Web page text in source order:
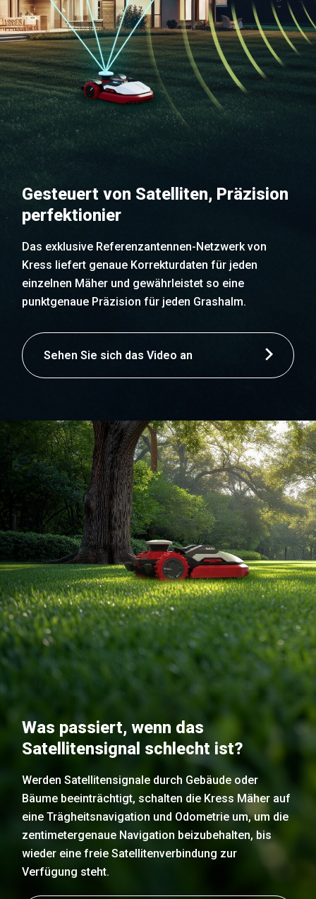
Gesteuert von Satelliten, Präzision
perfektionier
Das exklusive Referenzantennen-Netzwerk von
Kress liefert genaue Korrekturdaten für jeden
einzelnen Mäher und gewährleistet so eine
punktgenaue Präzision für jeden Grashalm.
Sehen Sie sich das Video an
Was passiert, wenn das
Satellitensignal schlecht ist?
Werden Satellitensignale durch Gebäude oder
Bäume beeinträchtigt, schalten die Kress Mäher auf
eine Trägheitsnavigation und Odometrie um, um die
zentimetergenaue Navigation beizubehalten, bis
wieder eine freie Satellitenverbindung zur
Verfügung steht.